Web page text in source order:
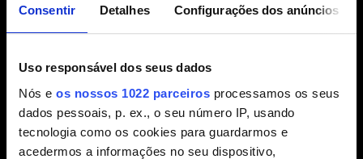
Consentir Detalhes Configurações dos anúncios
Uso responsável dos seus dados
Nós e os nossos 1022 parceiros processamos os seus
dados pessoais, p. ex., o seu número IP, usando
tecnologia como os cookies para guardarmos e
acedermos a informações no seu dispositivo,
Progressão no jogo
Progresso bloqueado
Seleção de aparências de Alzur